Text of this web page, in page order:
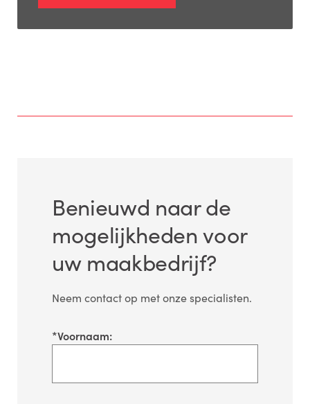
Benieuwd naar de
mogelijkheden voor
uw maakbedrijf?
Neem contact op met onze specialisten.
*Voornaam: